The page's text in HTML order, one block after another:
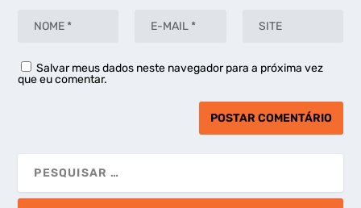
Salvar meus dados neste navegador para a próxima vez
que eu comentar.